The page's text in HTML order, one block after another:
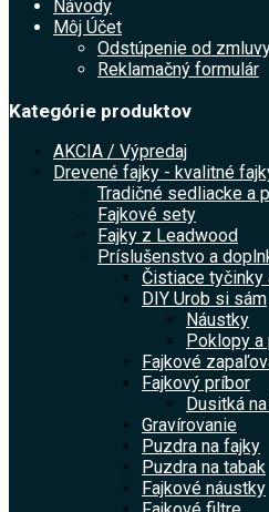
Návody
Môj Účet
Odstúpenie od
Reklamačný formulár
Kategórie produktov
AKCIA / Výpredaj
Drevené fajky - kvalitné
Tradičné sedliacke a
Fajkové sety
Fajky z Leadwood
Príslušenstvo a
Čistiace
DIY Urob si sám
Náustky
Poklopy a
Fajkové
Fajkový príbor
Dusitká
Gravírovanie
Puzdra na fajky
Puzdra na tabak
Fajkové náustky